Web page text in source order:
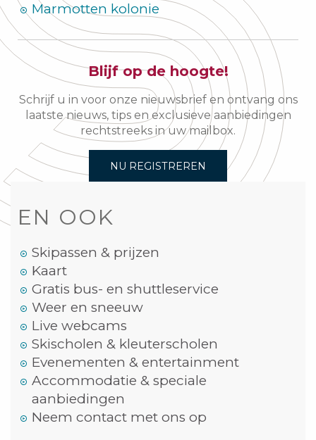
Marmotten kolonie
Blijf op de hoogte!
Schrijf u in voor onze nieuwsbrief en ontvang ons
laatste nieuws, tips en exclusieve aanbiedingen
rechtstreeks in uw mailbox.
NU REGISTREREN
EN OOK
Skipassen & prijzen
Kaart
Gratis bus- en shuttleservice
Weer en sneeuw
Live webcams
Skischolen & kleuterscholen
Evenementen & entertainment
Accommodatie & speciale
aanbiedingen
Neem contact met ons op